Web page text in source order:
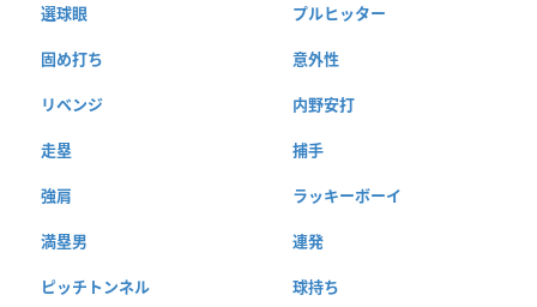
選球眼 プルヒッター
固め打ち 意外性
リベンジ 内野安打
走塁 捕手
強肩 ラッキーボーイ
満塁男 連発
ピッチトンネル 球持ち